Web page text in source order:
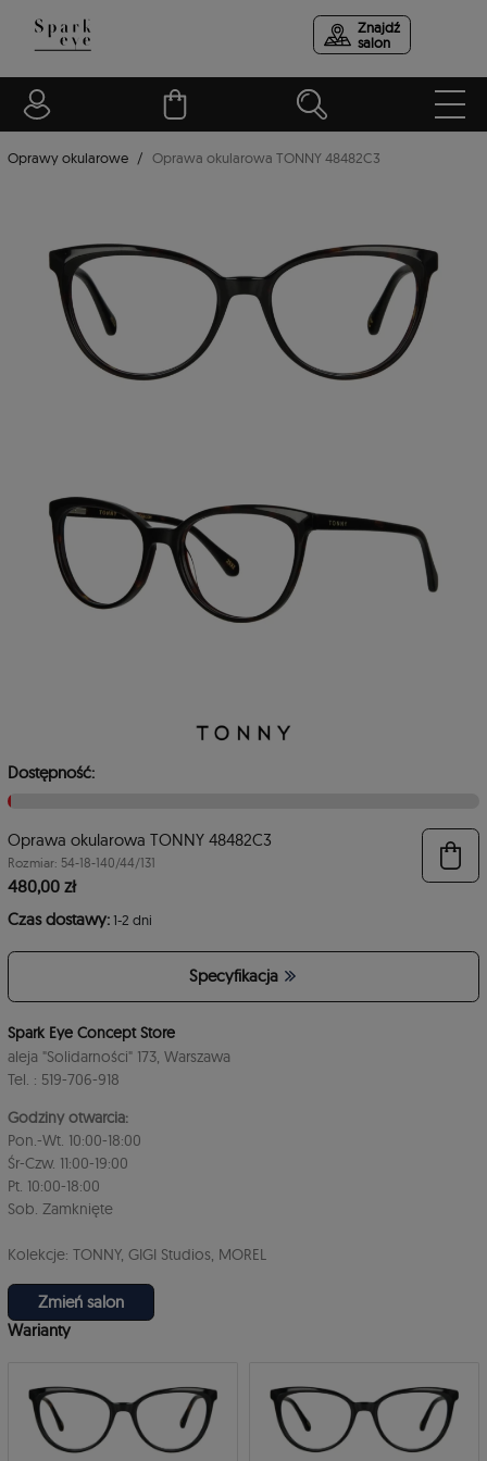
Znajdź
salon
Oprawy okularowe Oprawa okularowa TONNY 48482C3
Dostępność:
Oprawa okularowa TONNY 48482C3
Rozmiar: 54-18-140/44/131
480,00 zł
Czas dostawy: 1-2 dni
Specyfikacja
Spark Eye Concept Store
aleja "Solidarności" 173, Warszawa
Tel. : 519-706-918
Godziny otwarcia:
Zmień salon
Pon.-Wt. 10:00-18:00
Śr-Czw. 11:00-19:00
Pt. 10:00-18:00
Sob. Zamknięte
Kolekcje: TONNY, GIGI Studios, MOREL
Warianty